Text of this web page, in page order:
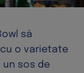
să
o varietate
un sos de